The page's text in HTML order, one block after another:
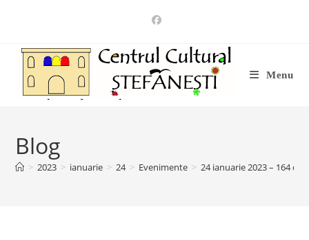
Menu
Blog
> 2023 > ianuarie > 24 > Evenimente > 24 ianuarie 2023 – 164